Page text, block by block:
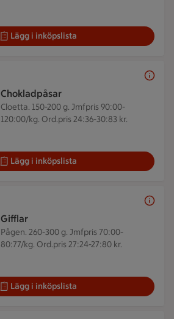
Lägg i inköpslista
Chokladpåsar
Cloetta. 150-200 g. Jmfpris 90:00-
120:00/kg. Ord.pris 24:36-30:83 kr.
Lägg i inköpslista
Gifflar
Pågen. 260-300 g. Jmfpris 70:00-
80:77/kg. Ord.pris 27:24-27:80 kr.
Lägg i inköpslista